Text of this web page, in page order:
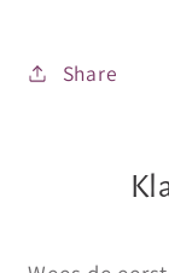
Share